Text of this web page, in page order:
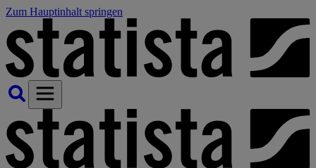
Zum Hauptinhalt springen